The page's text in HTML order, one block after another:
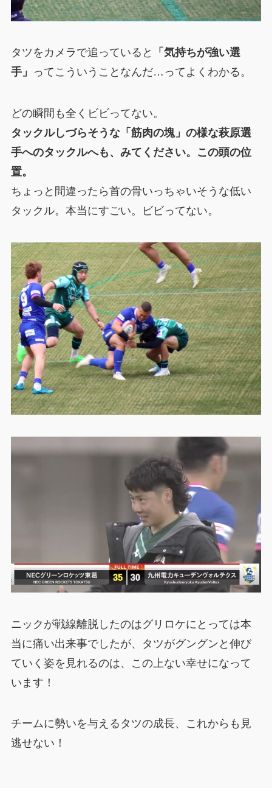
タツをカメラで追っていると
「気持ちが強い選
手」 ってこういうことなんだ…ってよくわかる。
どの瞬間も全くビビってない。
タックルしづらそうな「筋肉の塊」の様な萩原選
手へのタックルへも、みてください。この頭の位
置。
ちょっと間違ったら首の骨いっちゃいそうな低い
タックル。本当にすごい。ビビってない。
ニックが戦線離脱したのはグリロケにとっては本
当に痛い出来事でしたが、タツがグングンと伸び
ていく姿を見れるのは、この上ない幸せになって
います！
チームに勢いを与えるタツの成長、これからも見
逃せない！